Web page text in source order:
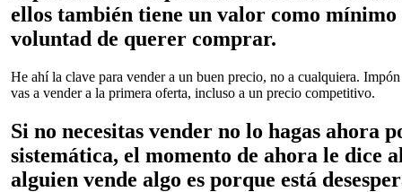
ellos también tiene un valor como mínimo
voluntad de querer comprar.
He ahí la clave para vender a un buen precio, no a cualquiera.
vas a vender a la primera oferta, incluso a un precio competitivo.
Si no necesitas vender no lo hagas ahora
sistemática, el momento de ahora le dice
alguien vende algo es porque está